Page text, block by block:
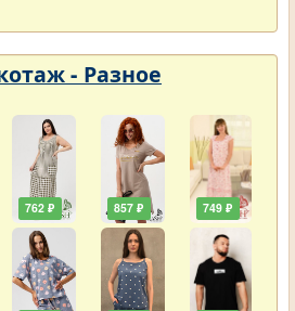
- Разное
762 ₽ 857 ₽ 749 ₽